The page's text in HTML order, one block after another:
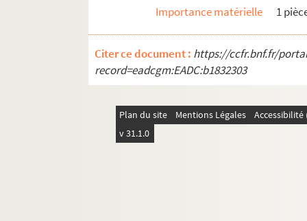
Importance matérielle
1
Citer ce document : https://ccfr.bnf.fr/
record=eadcgm:EADC:b1832303
Plan du site Mentions Légales
v 31.1.0